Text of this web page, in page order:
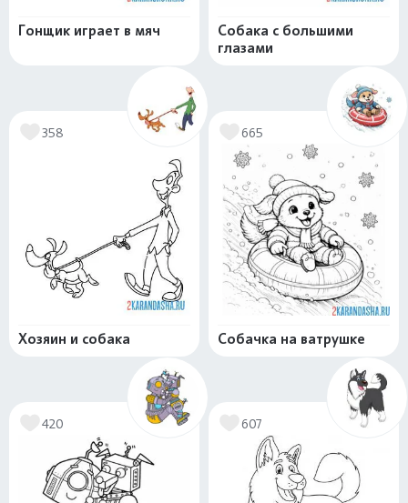
Гонщик играет в мяч
Собака с большими
глазами
358
Хозяин и собака
665
Собачка на ватрушке
420 607